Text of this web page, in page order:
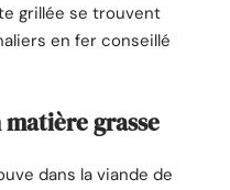
grillée se trouvent
en fer conseillé
grasse
dans la viande de